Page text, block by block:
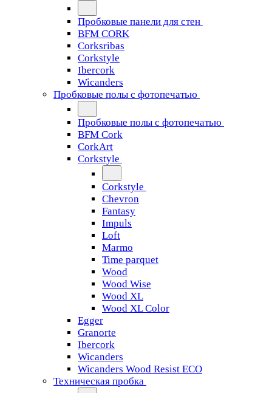
Пробковые панели для стен
BFM CORK
Corksribas
Corkstyle
Ibercork
Wicanders
Пробковые полы с фотопечатью
Пробковые полы с фотопечатью
BFM Cork
CorkArt
Corkstyle
Corkstyle
Chevron
Fantasy
Impuls
Loft
Marmo
Time parquet
Wood
Wood Wise
Wood XL
Wood XL Color
Egger
Granorte
Ibercork
Wicanders
Wicanders Wood Resist ECO
Техническая пробка